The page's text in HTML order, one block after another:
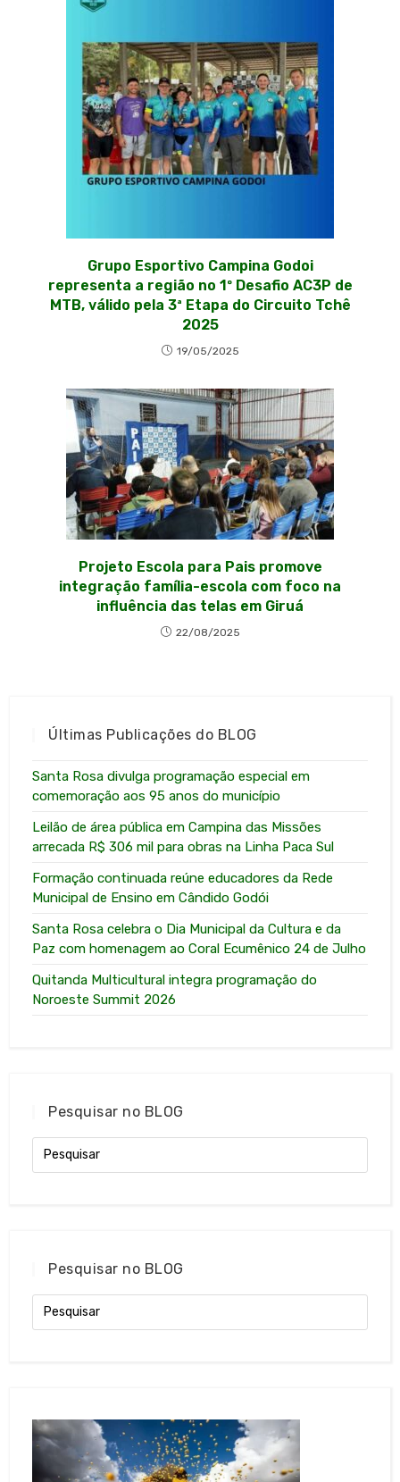
Grupo Esportivo Campina Godoi
representa a região no 1º Desafio AC3P de
MTB, válido pela 3ª Etapa do Circuito Tchê
2025
19/05/2025
Projeto Escola para Pais promove
integração família-escola com foco na
influência das telas em Giruá
22/08/2025
Últimas Publicações do BLOG
Santa Rosa divulga programação especial em
comemoração aos 95 anos do município
Leilão de área pública em Campina das Missões
arrecada R$ 306 mil para obras na Linha Paca Sul
Formação continuada reúne educadores da Rede
Municipal de Ensino em Cândido Godói
Santa Rosa celebra o Dia Municipal da Cultura e da
Paz com homenagem ao Coral Ecumênico 24 de Julho
Quitanda Multicultural integra programação do
Noroeste Summit 2026
Pesquisar no BLOG
Pesquisar no BLOG